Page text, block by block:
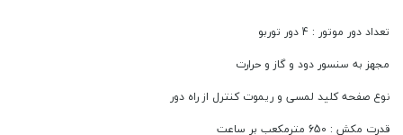
تعداد دور موتور : 4 دور توربو
مجهز به سنسور دود و گاز و حرارت
نوع صفحه کلید لمسی و ریموت کنترل از راه دور
قدرت مکش : 650 مترمکعب بر ساعت